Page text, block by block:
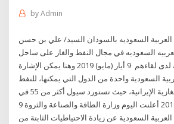
byAdmin
السعوديه بالسودان السيد/ علي بن حسن
السعوديه في مجال النفط والغاز على ساحل
البحر الاحمر ، جاء ذلك لدى لقاءهم 9 أيار (مايو) 2019 وهنا يمكن الإشارة
السعودية واحدة من الدول التي يمكنها، للنفط
9 كانون الثاني (يناير) 2019 أعلنت اليوم وزارة الطاقة والصناعة والثروة
السعودية عن زيادة الاحتياطيات الثابتة من